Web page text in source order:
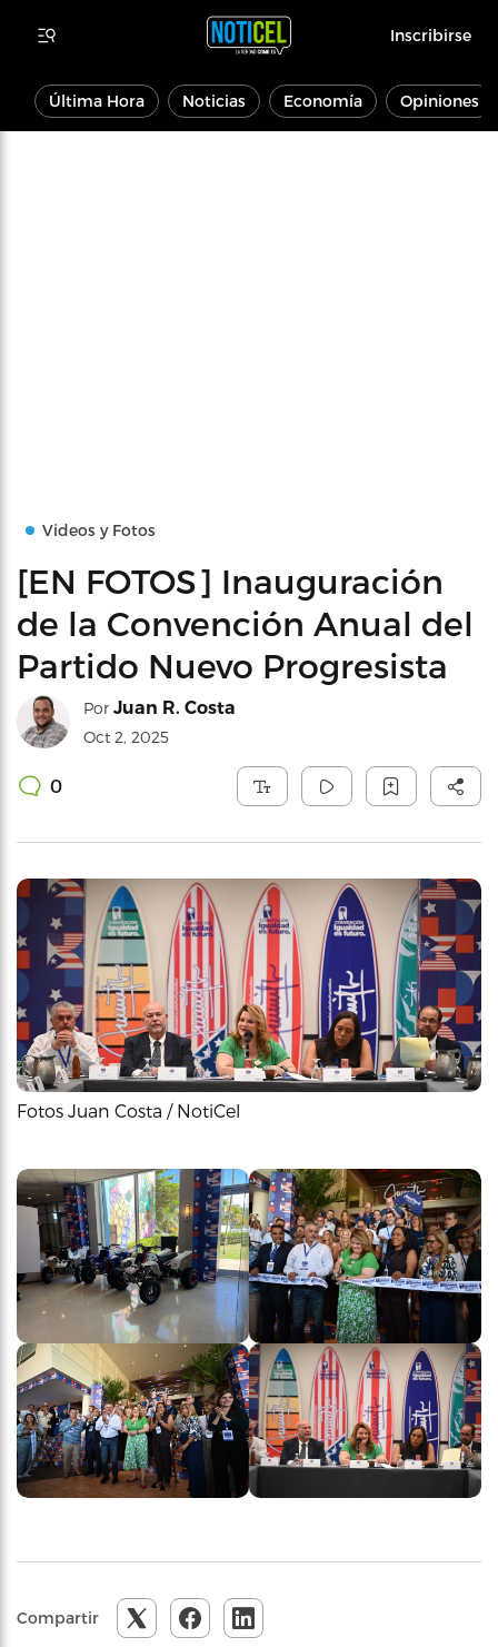
Inscribirse
Última Hora Noticias Economía Opiniones
Videos y Fotos
[EN FOTOS] Inauguración
de la Convención Anual del
Partido Nuevo Progresista
Por Juan R. Costa
Oct 2, 2025
0
Fotos Juan Costa / NotiCel
Compartir